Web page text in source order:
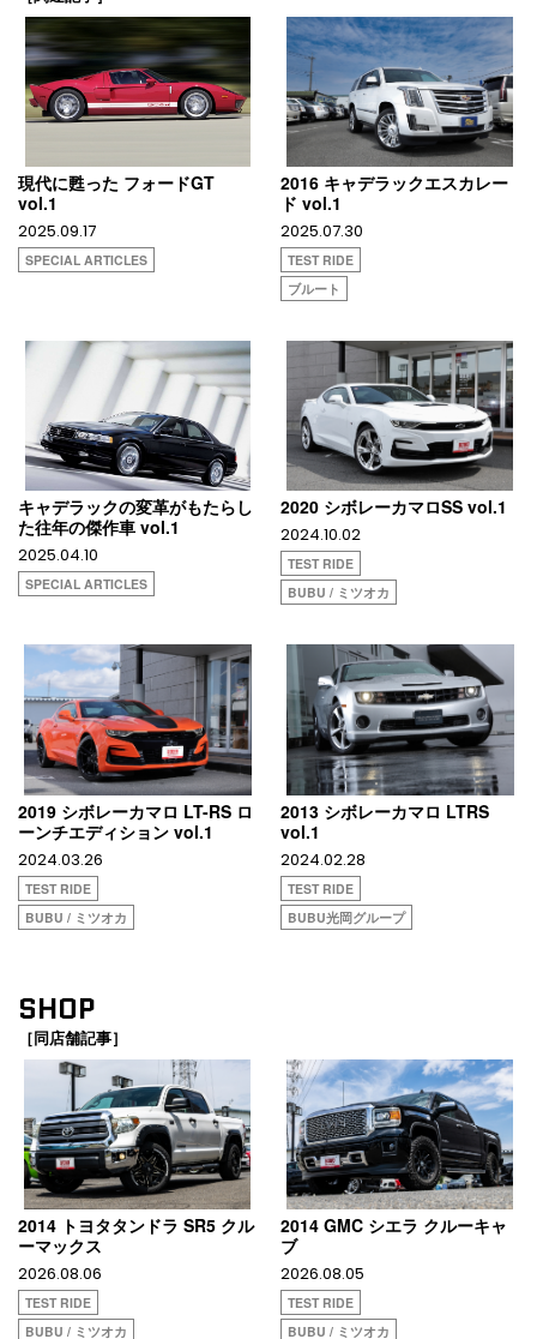
現代に甦った フォードGT
vol.1
2025.09.17
SPECIAL ARTICLES
2016 キャデラックエスカレー
ド vol.1
2025.07.30
TEST RIDE
ブルート
キャデラックの変革がもたらし
た往年の傑作車 vol.1
2025.04.10
SPECIAL ARTICLES
2020 シボレーカマロSS vol.1
2024.10.02
TEST RIDE
BUBU / ミツオカ
2019 シボレーカマロ LT-RS ロ
ーンチエディション vol.1
2024.03.26
TEST RIDE
BUBU / ミツオカ
2013 シボレーカマロ LTRS
vol.1
2024.02.28
TEST RIDE
BUBU光岡グループ
SHOP
［同店舗記事］
2014 トヨタタンドラ SR5 クル
ーマックス
2026.08.06
TEST RIDE
BUBU / ミツオカ
2014 GMC シエラ クルーキャ
ブ
2026.08.05
TEST RIDE
BUBU / ミツオカ